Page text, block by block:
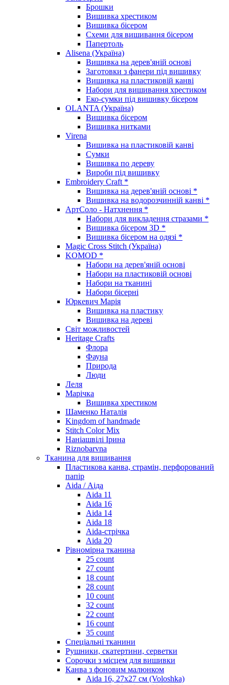
Брошки
Вишивка хрестиком
Вишивка бісером
Схеми для вишивання бісером
Папертоль
Alisena (Україна)
Вишивка на дерев'яній основі
Заготовки з фанери під вишивку
Вишивка на пластиковій канві
Набори для вишивання хрестиком
Еко-сумки під вишивку бісером
OLANTA (Україна)
Вишивка бісером
Вишивка нитками
Virena
Вишивка на пластиковій канві
Сумки
Вишивка по дереву
Вироби під вишивку
Embroidery Craft *
Вишивка на дерев'яній основі *
Вишивка на водорозчинній канві *
АртСоло - Натхнення *
Набори для викладення стразами *
Вишивка бісером 3D *
Вишивка бісером на одязі *
Magic Cross Stitch (Україна)
KOMOD *
Набори на дерев'яній основі
Набори на пластиковій основі
Набори на тканині
Набори бісерні
Юркевич Марія
Вишивка на пластику
Вишивка на дереві
Світ можливостей
Heritage Crafts
Флора
Фауна
Природа
Люди
Леля
Марічка
Вишивка хрестиком
Шаменко Наталія
Kingdom of handmade
Stitch Color Mix
Наніашвілі Ірина
Riznobarvna
Тканина для вишивання
Пластикова канва, страмін, перфорований
папір
Aida / Аіда
Aida 11
Aida 16
Aida 14
Aida 18
Aida-стрічка
Aida 20
Рівномірна тканина
25 count
27 count
18 count
28 count
10 count
32 count
22 count
16 count
35 count
Спеціальні тканини
Рушники, скатертини, серветки
Сорочки з місцем для вишивки
Канва з фоновим малюнком
Aida 16, 27х27 см (Voloshka)